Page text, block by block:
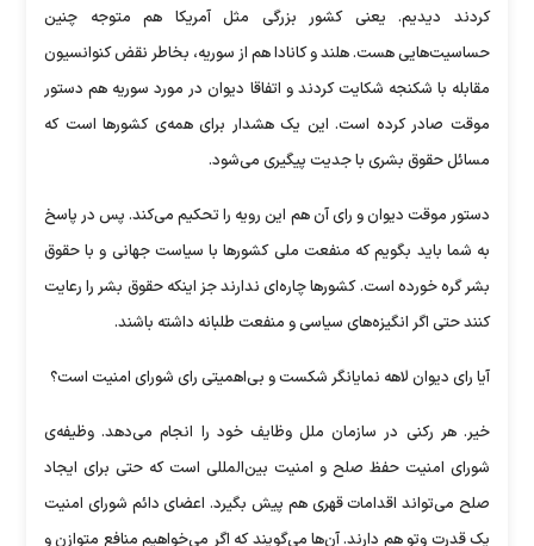
کردند دیدیم. یعنی کشور بزرگی مثل آمریکا هم متوجه چنین
حساسیت‌هایی هست. هلند و کانادا هم از سوریه، بخاطر نقض کنوانسیون
مقابله با شکنجه شکایت کردند و اتفاقا دیوان در مورد سوریه هم دستور
موقت صادر کرده است. این یک هشدار برای همه‌ی کشور‌ها است که
مسائل حقوق بشری با جدیت پیگیری می‌شود.
دستور موقت دیوان و رای آن هم این رویه را تحکیم می‌کند. پس در پاسخ
به شما باید بگویم که منفعت ملی کشور‌ها با سیاست جهانی و با حقوق
بشر گره خورده است. کشور‌ها چاره‌ای ندارند جز اینکه حقوق بشر را رعایت
کنند حتی اگر انگیزه‌های سیاسی و منفعت طلبانه داشته باشند.
آیا رای دیوان لاهه نمایانگر شکست و بی‌اهمیتی رای شورای امنیت است؟
خیر. هر رکنی در سازمان ملل وظایف خود را انجام می‌دهد. وظیفه‌ی
شورای امنیت حفظ صلح و امنیت بین‌المللی است که حتی برای ایجاد
صلح می‌تواند اقدامات قهری هم پیش بگیرد. اعضای دائم شورای امنیت
یک قدرت وتو هم دارند. آن‌ها می‌گویند که اگر می‌خواهیم منافع متوازن و